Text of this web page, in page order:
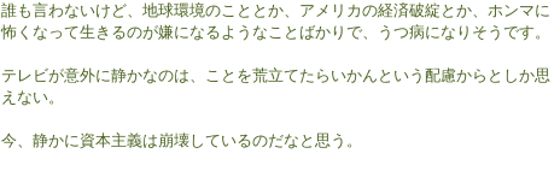
誰も言わないけど、地球環境のこととか、アメリカの経済破綻とか、ホンマに
怖くなって生きるのが嫌になるようなことばかりで、うつ病になりそうです。
テレビが意外に静かなのは、ことを荒立てたらいかんという配慮からとしか思
えない。
今、静かに資本主義は崩壊しているのだなと思う。